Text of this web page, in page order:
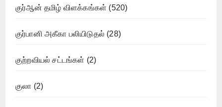
குர்ஆன் தமிழ் விளக்கங்கள் (520)
குர்பானி அகீகா பலியிடுதல் (28)
குற்றவியல் சட்டங்கள் (2)
குலா (2)